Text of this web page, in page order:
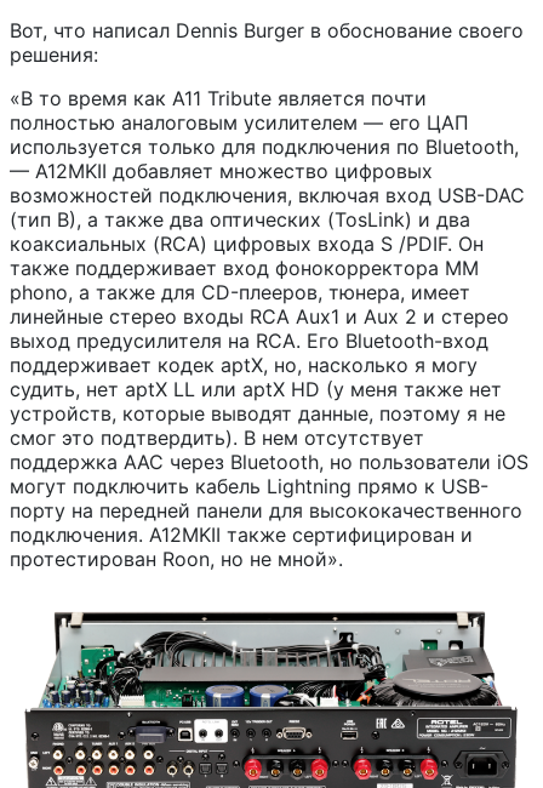
Вот, что написал Dennis Burger в обоснование своего
решения:
«В то время как A11 Tribute является почти
полностью аналоговым усилителем — его ЦАП
используется только для подключения по Bluetooth,
— A12MKII добавляет множество цифровых
возможностей подключения, включая вход USB-DAC
(тип B), а также два оптических (TosLink) и два
коаксиальных (RCA) цифровых входа S /PDIF. Он
также поддерживает вход фонокорректора MM
phono, а также для CD-плееров, тюнера, имеет
линейные стерео входы RCA Aux1 и Aux 2 и стерео
выход предусилителя на RCA. Его Bluetooth-вход
поддерживает кодек aptX, но, насколько я могу
судить, нет aptX LL или aptX HD (у меня также нет
устройств, которые выводят данные, поэтому я не
смог это подтвердить). В нем отсутствует
поддержка AAC через Bluetooth, но пользователи iOS
могут подключить кабель Lightning прямо к USB-
порту на передней панели для высококачественного
подключения. A12MKII также сертифицирован и
протестирован Roon, но не мной».